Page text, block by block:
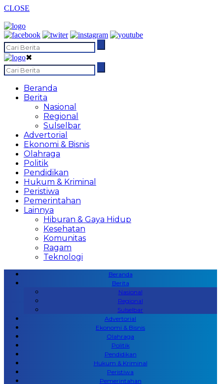
CLOSE
✖
Beranda
Berita
Nasional
Regional
Sulselbar
Advertorial
Ekonomi & Bisnis
Olahraga
Politik
Pendidikan
Hukum & Kriminal
Peristiwa
Pemerintahan
Lainnya
Hiburan & Gaya Hidup
Kesehatan
Komunitas
Ragam
Teknologi
Beranda
Berita
Nasional
Regional
Sulselbar
Advertorial
Ekonomi & Bisnis
Olahraga
Politik
Pendidikan
Hukum & Kriminal
Peristiwa
Pemerintahan